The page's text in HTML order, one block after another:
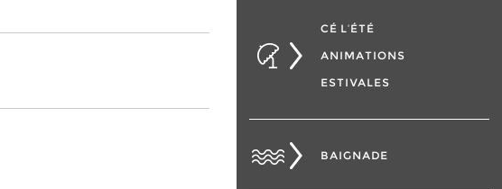
CÉ L’ÉTÉ
ANIMATIONS
ESTIVALES
BAIGNADE